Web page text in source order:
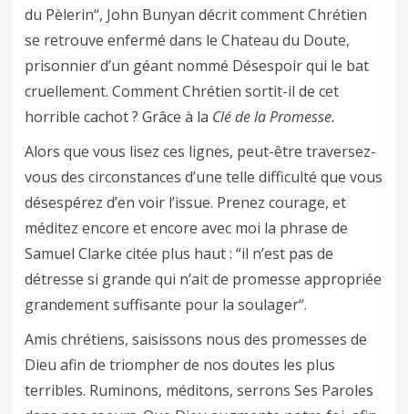
du Pèlerin“, John Bunyan décrit comment Chrétien
se retrouve enfermé dans le Chateau du Doute,
prisonnier d’un géant nommé Désespoir qui le bat
cruellement. Comment Chrétien sortit-il de cet
horrible cachot ? Grâce à la Clé de la Promesse.
Alors que vous lisez ces lignes, peut-être traversez-
vous des circonstances d’une telle difficulté que vous
désespérez d’en voir l’issue. Prenez courage, et
méditez encore et encore avec moi la phrase de
Samuel Clarke citée plus haut : “il n’est pas de
détresse si grande qui n’ait de promesse appropriée
grandement suffisante pour la soulager“.
Amis chrétiens, saisissons nous des promesses de
Dieu afin de triompher de nos doutes les plus
terribles. Ruminons, méditons, serrons Ses Paroles